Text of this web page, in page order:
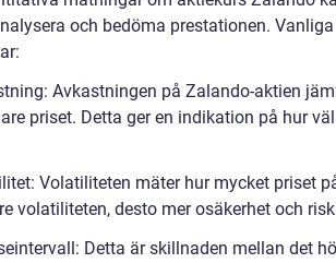
och bedöma prestationen.
Avkastningen på Zalando-aktien
priset. Detta ger en indikation på hur
Volatiliteten mäter hur mycket priset
volatiliteten, desto mer osäkerhet och
Detta är skillnaden mellan det